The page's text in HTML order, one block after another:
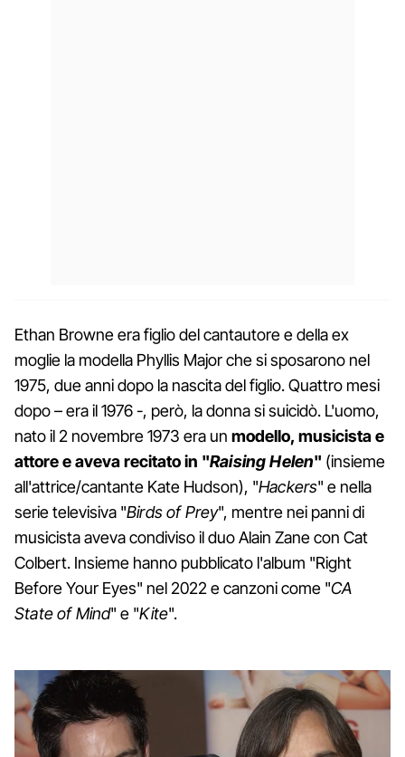
Ethan Browne era figlio del cantautore e della ex
moglie la modella Phyllis Major che si sposarono nel
1975, due anni dopo la nascita del figlio. Quattro mesi
dopo – era il 1976 -, però, la donna si suicidò. L'uomo,
nato il 2 novembre 1973 era un modello, musicista e
attore e aveva recitato in "Raising Helen" (insieme
all'attrice/cantante Kate Hudson), "Hackers" e nella
serie televisiva "Birds of Prey", mentre nei panni di
musicista aveva condiviso il duo Alain Zane con Cat
Colbert. Insieme hanno pubblicato l'album "Right
Before Your Eyes" nel 2022 e canzoni come "CA
State of Mind" e "Kite".